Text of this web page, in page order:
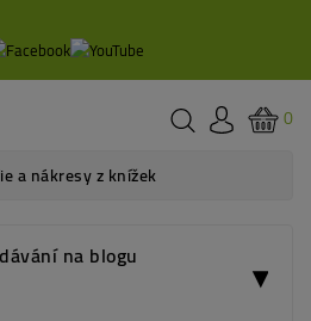
0
a nákresy z knížek
na blogu